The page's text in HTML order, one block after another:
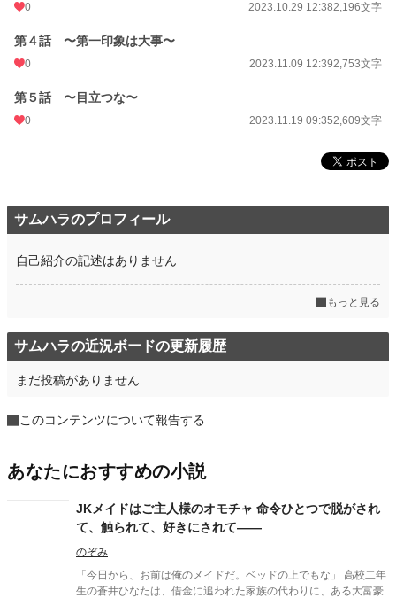
0 2023.10.29 12:382,196文字
第４話 〜第一印象は大事〜
0 2023.11.09 12:392,753文字
第５話 〜目立つな〜
0 2023.11.19 09:352,609文字
サムハラのプロフィール
自己紹介の記述はありません
もっと見る
サムハラの近況ボードの更新履歴
まだ投稿がありません
このコンテンツについて報告する
あなたにおすすめの小説
JKメイドはご主人様のオモチャ 命令ひとつで脱がされ
て、触られて、好きにされて――
のぞみ
「今日から、お前は俺のメイドだ。ベッドの上でもな」 高校二年
生の蒼井ひなたは、借金に追われた家族の代わりに、ある大富豪